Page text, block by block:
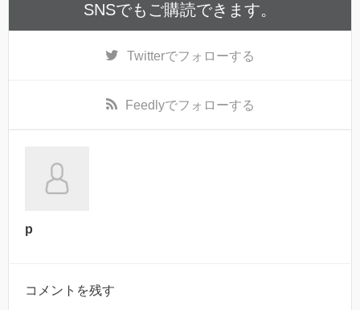
SNSでもご購読できます。
Twitterでフォローする
Feedlyでフォローする
p
コメントを残す